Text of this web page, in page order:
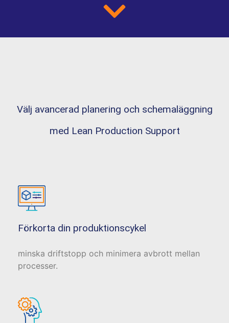
Välj avancerad planering och schemaläggning
med Lean Production Support
Förkorta din produktionscykel
minska driftstopp och minimera avbrott mellan
processer.